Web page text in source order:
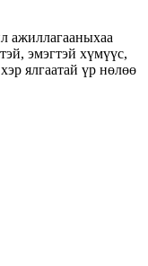
ажиллагааныхаа
эмэгтэй хүмүүс,
ялгаатай үр нөлөө